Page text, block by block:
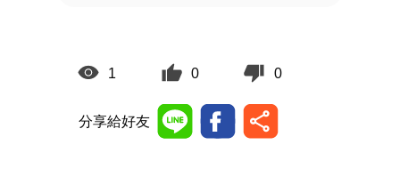
1 0 0
分享給好友